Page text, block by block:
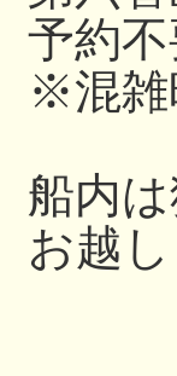
予約
※混雑
船内
お越し